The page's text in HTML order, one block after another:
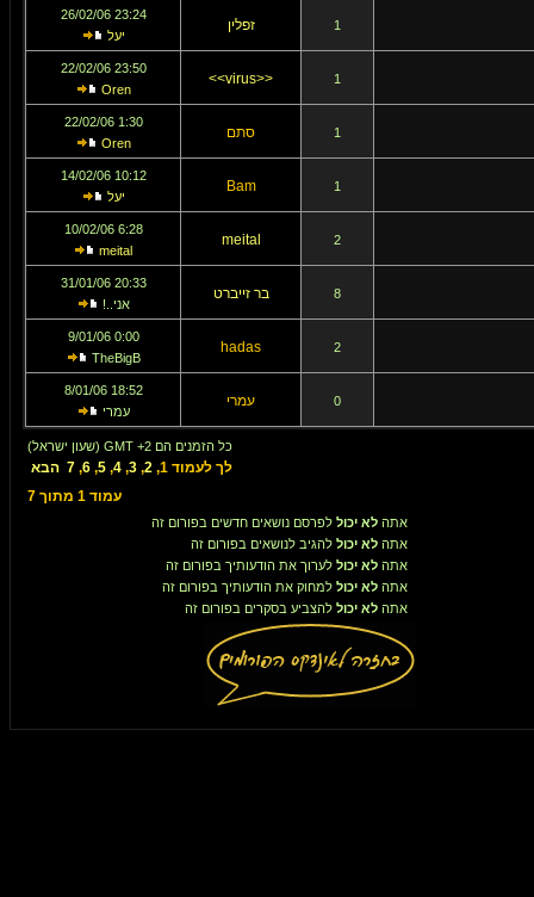
1 זפלין
23:24 26/02/06
יעל
1
<<virus>>
23:50 22/02/06
Oren
1 סתם
1:30 22/02/06
Oren
1
Bam
10:12 14/02/06
יעל
2
meital
6:28 10/02/06
meital
8 בר זייברט
20:33 31/01/06
אני..!
2
hadas
0:00 9/01/06
TheBigB
0 עמרי
18:52 8/01/06
עמרי
כל הזמנים הם GMT +2 (שעון ישראל)
לך לעמוד 1
,
2
,
3
,
4
,
5
,
6
,
7 הבא
עמוד 1 מתוך 7
אתה לא יכול לפרסם נושאים חדשים בפורום זה
אתה לא יכול להגיב לנושאים בפורום זה
אתה לא יכול לערוך את הודעותיך בפורום זה
אתה לא יכול למחוק את הודעותיך בפורום זה
אתה לא יכול להצביע בסקרים בפורום זה